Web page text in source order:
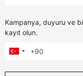
Kampanya, duyuru ve
kayıt olun.